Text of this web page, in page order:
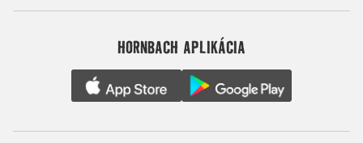
HORNBACH APLIKÁCIA